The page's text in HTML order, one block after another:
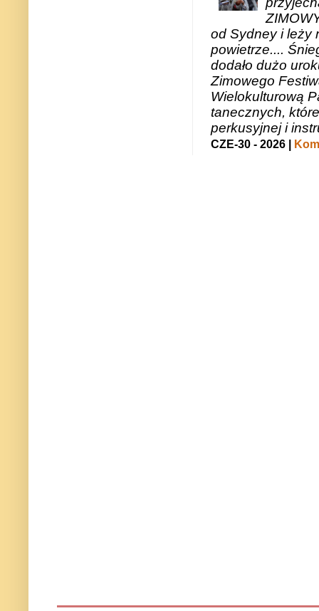
od Sydney i leży
powietrze....
dodało dużo
Zimowego
Wielokulturową
tanecznych,
perkusyjnej i
CZE-30 - 2026 |